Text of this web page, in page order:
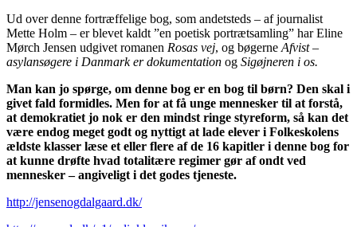
Ud over denne fortræffelige bog, som andetsteds – af journalist
Mette Holm – er blevet kaldt ”en poetisk portrætsamling” har Eline
Mørch Jensen udgivet romanen Rosas vej, og bøgerne Afvist –
asylansøgere i Danmark er dokumentation og Sigøjneren i os.
Man kan jo spørge, om denne bog er en bog til børn? Den skal i
givet fald formidles. Men for at få unge mennesker til at forstå,
at demokratiet jo nok er den mindst ringe styreform, så kan det
være endog meget godt og nyttigt at lade elever i Folkeskolens
ældste klasser læse et eller flere af de 16 kapitler i denne bog for
at kunne drøfte hvad totalitære regimer gør af ondt ved
mennesker – angiveligt i det godes tjeneste.
http://jensenogdalgaard.dk/